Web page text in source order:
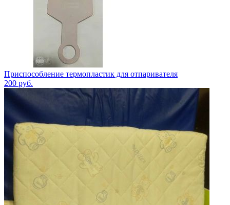
Приспособление термопластик для отпаривателя
200 руб.